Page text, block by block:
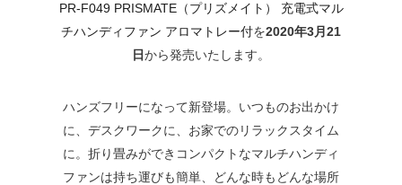
PR-F049 PRISMATE（プリズメイト） 充電式マル
チハンディファン アロマトレー付を2020年3月21
日から発売いたします。
ハンズフリーになって新登場。いつものお出かけ
に、デスクワークに、お家でのリラックスタイム
に。折り畳みができコンパクトなマルチハンディ
ファンは持ち運びも簡単、どんな時もどんな場所